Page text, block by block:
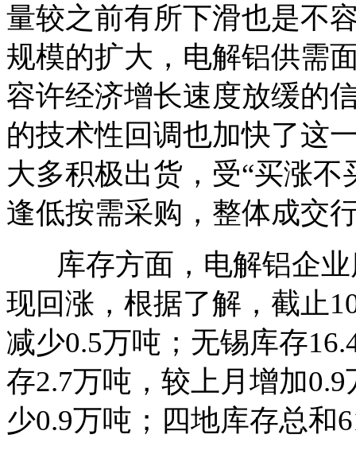
量较之前有所下滑也是不
规模的扩大，电解铝供需
容许经济增长速度放缓的
的技术性回调也加快了这
大多积极出货，受“买涨
逢低按需采购，整体成交
库存方面，电解铝企业
现回涨，根据了解，截止
减少0.5万吨；无锡库存
存2.7万吨，较上月增加
少0.9万吨；四地库存总和